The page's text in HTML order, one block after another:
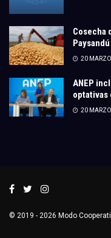
Cosecha
Paysandú
20
ANEP
optativas
20
© 2019 - 2026 Modo